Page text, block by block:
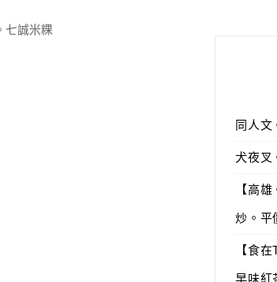
同人文
犬夜叉
【高
炒。平
【食
早味紅